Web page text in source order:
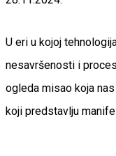
U eri u kojoj
nesavršenosti i
ogleda misao koja
koji predstavlju